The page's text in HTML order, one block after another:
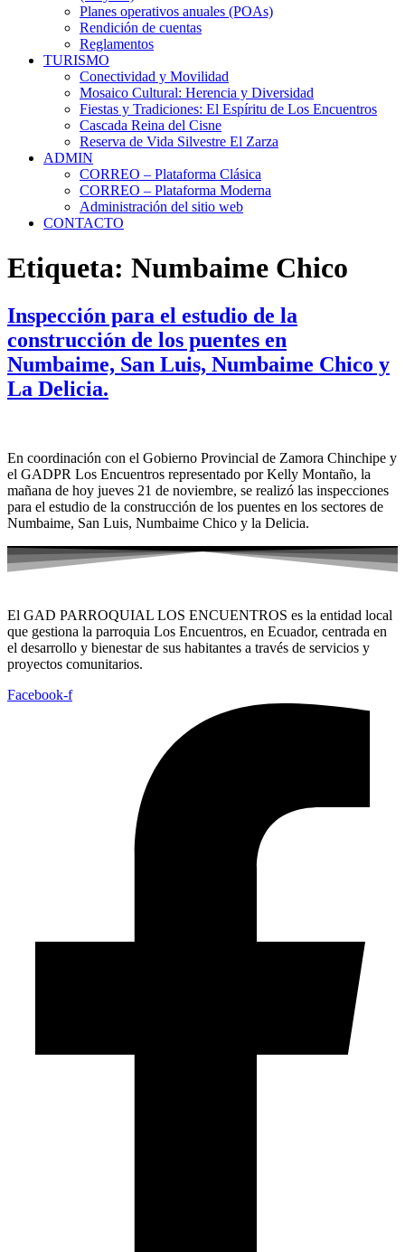
Planes operativos anuales (POAs)
Rendición de cuentas
Reglamentos
TURISMO
Conectividad y Movilidad
Mosaico Cultural: Herencia y Diversidad
Fiestas y Tradiciones: El Espíritu de Los Encuentros
Cascada Reina del Cisne
Reserva de Vida Silvestre El Zarza
ADMIN
CORREO – Plataforma Clásica
CORREO – Plataforma Moderna
Administración del sitio web
CONTACTO
Etiqueta: Numbaime Chico
Inspección para el estudio de la
construcción de los puentes en
Numbaime, San Luis, Numbaime Chico y
La Delicia.
En coordinación con el Gobierno Provincial de Zamora Chinchipe y
el GADPR Los Encuentros representado por Kelly Montaño, la
mañana de hoy jueves 21 de noviembre, se realizó las inspecciones
para el estudio de la construcción de los puentes en los sectores de
Numbaime, San Luis, Numbaime Chico y la Delicia.
El GAD PARROQUIAL LOS ENCUENTROS es la entidad local
que gestiona la parroquia Los Encuentros, en Ecuador, centrada en
el desarrollo y bienestar de sus habitantes a través de servicios y
proyectos comunitarios.
Facebook-f